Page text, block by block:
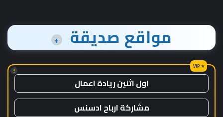
مواقع صديقة +
!
اول اثنين ريادة اعمال
مشاركة ارباح ادسنس